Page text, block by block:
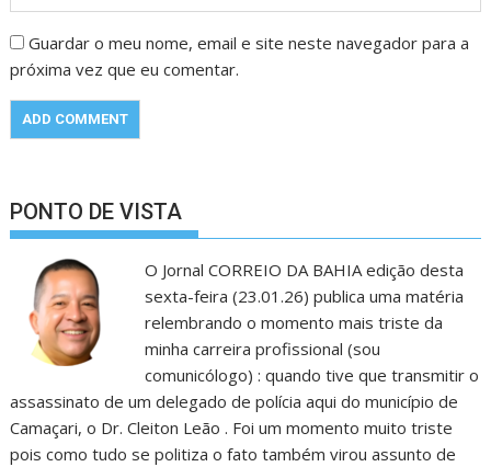
Guardar o meu nome, email e site neste navegador para a
próxima vez que eu comentar.
PONTO DE VISTA
O Jornal CORREIO DA BAHIA edição desta
sexta-feira (23.01.26) publica uma matéria
relembrando o momento mais triste da
minha carreira profissional (sou
comunicólogo) : quando tive que transmitir o
assassinato de um delegado de polícia aqui do município de
Camaçari, o Dr. Cleiton Leão . Foi um momento muito triste
pois como tudo se politiza o fato também virou assunto de